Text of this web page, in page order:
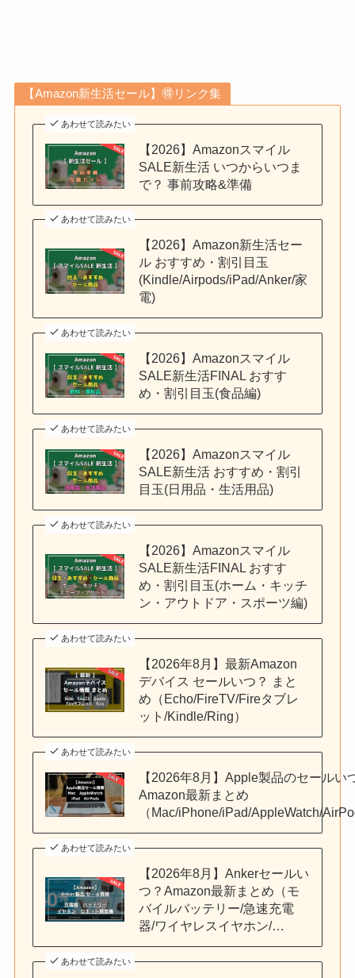
【Amazon新生活セール】🉐リンク集
あわせて読みたい
【2026】Amazonスマイル
SALE新生活 いつからいつま
で？ 事前攻略&準備
あわせて読みたい
【2026】Amazon新生活セー
ル おすすめ・割引目玉
(Kindle/Airpods/iPad/Anker/家
電)
あわせて読みたい
【2026】Amazonスマイル
SALE新生活FINAL おすす
め・割引目玉(食品編)
あわせて読みたい
【2026】Amazonスマイル
SALE新生活 おすすめ・割引
目玉(日用品・生活用品)
あわせて読みたい
【2026】Amazonスマイル
SALE新生活FINAL おすす
め・割引目玉(ホーム・キッチ
ン・アウトドア・スポーツ編)
あわせて読みたい
【2026年8月】最新Amazon
デバイス セールいつ？ まと
め（Echo/FireTV/Fireタブレ
ット/Kindle/Ring）
あわせて読みたい
【2026年8月】Apple製品のセールい
Amazon最新まとめ
（Mac/iPhone/iPad/AppleWatch/
あわせて読みたい
【2026年8月】Ankerセールい
つ？Amazon最新まとめ（モ
バイルバッテリー/急速充電
器/ワイヤレスイヤホン/…
あわせて読みたい